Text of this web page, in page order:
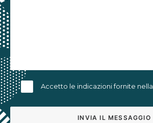
Accetto le indicazioni fornite nella